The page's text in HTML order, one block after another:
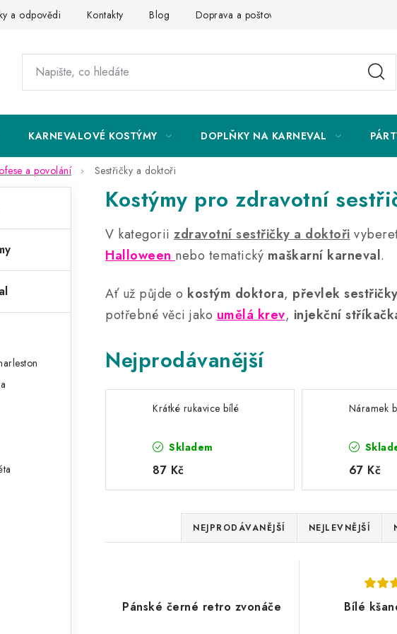
a odpovědi Kontakty Blog Doprava a poštovné
KARNEVALOVÉ KOSTÝMY DOPLŇKY NA KARNEVAL
a povolání Sestřičky a doktoři
Kostýmy pro zdravotní
V kategorii zdravotní sestřičky a doktoři
Halloween nebo tematický maškarní karneval.
Ať už půjde o kostým doktora, převlek sestřičky
potřebné věci jako umělá krev, injekční
Nejprodávanější
Krátké rukavice bílé
Skladem
87 Kč
Náramek
67 Kč
a
n
NEJPRODÁVANĚJŠÍ NEJLEVNĚJŠÍ
Pánské černé retro zvonáče Bílé